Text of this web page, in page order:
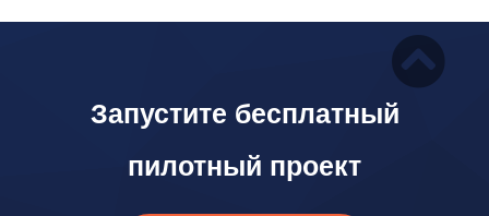
Запустите бесплатный
пилотный проект